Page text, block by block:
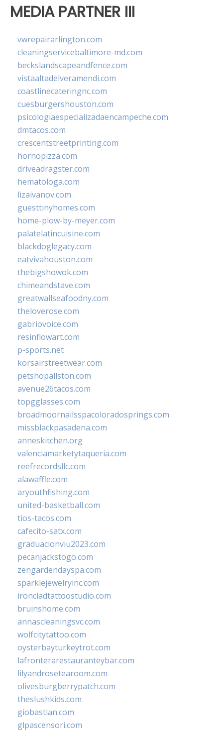
MEDIA PARTNER III
vwrepairarlington.com
cleaningservicebaltimore-md.com
beckslandscapeandfence.com
vistaaltadelveramendi.com
coastlinecateringnc.com
cuesburgershouston.com
psicologiaespecializadaencampeche.com
dmtacos.com
crescentstreetprinting.com
hornopizza.com
driveadragster.com
hematologa.com
lizaivanov.com
guesttinyhomes.com
home-plow-by-meyer.com
palatelatincuisine.com
blackdoglegacy.com
eatvivahouston.com
thebigshowok.com
chimeandstave.com
greatwallseafoodny.com
theloverose.com
gabriovoice.com
resinflowart.com
p-sports.net
korsairstreetwear.com
petshopallston.com
avenue26tacos.com
topgglasses.com
broadmoornailsspacoloradosprings.com
missblackpasadena.com
anneskitchen.org
valenciamarketytaqueria.com
reefrecordsllc.com
alawaffle.com
aryouthfishing.com
united-basketball.com
tios-tacos.com
cafecito-satx.com
graduacionviu2023.com
pecanjackstogo.com
zengardendayspa.com
sparklejewelryinc.com
ironcladtattoostudio.com
bruinshome.com
annascleaningsvc.com
wolfcitytattoo.com
oysterbayturkeytrot.com
lafronterarestauranteybar.com
lilyandrosetearoom.com
olivesburgberrypatch.com
theslushkids.com
giobastian.com
glpascensori.com